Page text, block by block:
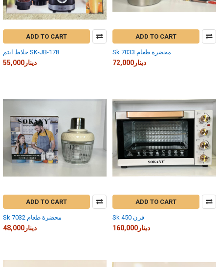
ADD TO CART
خلاط ايتم SK-JB-178
55,000دينار
ADD TO CART
Sk 7033 محضرة طعام
72,000دينار
ADD TO CART
Sk 7032 محضرة طعام
48,000دينار
ADD TO CART
Sk 450 فرن
160,000دينار